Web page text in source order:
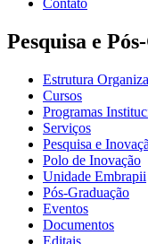
Pesquisa e
Estrutura
Cursos
Programas
Serviços
Pesquisa e
Polo de Inovação
Unidade Embrapii
Pós-Graduação
Eventos
Documentos
Editais